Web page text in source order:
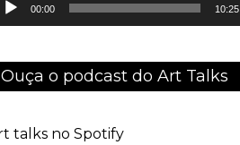
00:00 10:25
Ouça o podcast do Art Talks
talks no Spotify